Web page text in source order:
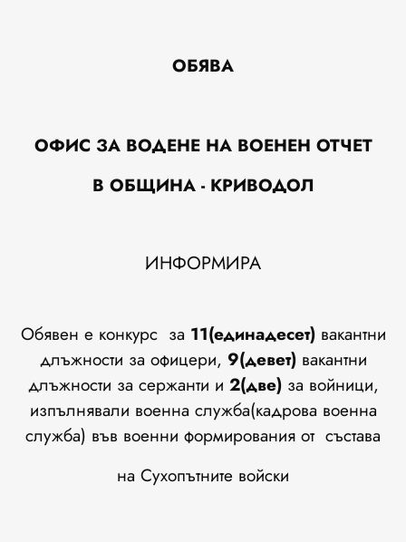
ОБЯВА
ОФИС ЗА ВОДЕНЕ НА ВОЕНЕН ОТЧЕТ
В ОБЩИНА - КРИВОДОЛ
ИНФОРМИРА
Обявен е конкурс за 11(единадесет)вакантни
длъжности за офицери, 9(девет)вакантни
длъжности за сержанти и 2(две)за войници,
изпълнявали военна служба(кадрова военна
служба) във военни формирования от състава
на Сухопътните войски